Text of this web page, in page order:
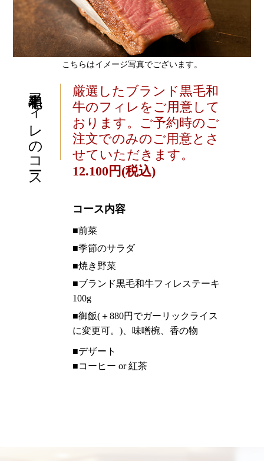
こちらはイメージ写真でございます。
黒毛和牛フィレのコース
厳選したブランド黒毛和
牛のフィレをご用意して
おります。ご予約時のご
注文でのみのご用意とさ
せていただきます。
12.100円(税込)
コース内容
■前菜
■季節のサラダ
■焼き野菜
■ブランド黒毛和牛フィレステーキ
100g
■御飯(＋880円でガーリックライス
に変更可。)、味噌椀、香の物
■デザート
■コーヒー or 紅茶